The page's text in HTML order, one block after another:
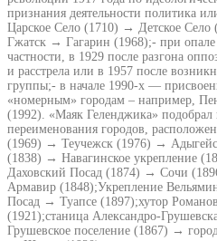
признания деятельности политика
Царское Село (1710) → Детское
Гжатск → Гагарин (1968);- при опале
частности, в 1929 после разгона
и расстрела или в 1957 после
группы;- в начале 1990-х —
«номерным» городам – например,
(1992). «Маяк Геленджика» подобрал
переименования городов,
(1969) → Теучежск (1976) →
(1838) → Навагинское укрепление
Даховский Посад (1874) → Сочи
Армавир (1848);Укрепление
Посад → Туапсе (1897);хутор
(1921);станица Александро-
Грушевское поселение (1867) →